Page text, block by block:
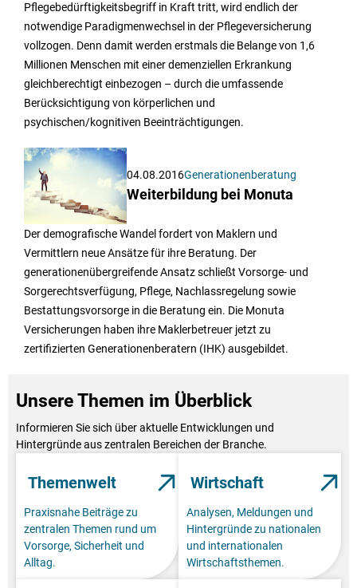
Pflegebedürftigkeitsbegriff in Kraft tritt, wird endlich der
notwendige Paradigmenwechsel in der Pflegeversicherung
vollzogen. Denn damit werden erstmals die Belange von 1,6
Millionen Menschen mit einer demenziellen Erkrankung
gleichberechtigt einbezogen – durch die umfassende
Berücksichtigung von körperlichen und
psychischen/kognitiven Beeinträchtigungen.
04.08.2016Generationenberatung
Weiterbildung bei Monuta
Der demografische Wandel fordert von Maklern und
Vermittlern neue Ansätze für ihre Beratung. Der
generationenübergreifende Ansatz schließt Vorsorge- und
Sorgerechtsverfügung, Pflege, Nachlassregelung sowie
Bestattungsvorsorge in die Beratung ein. Die Monuta
Versicherungen haben ihre Maklerbetreuer jetzt zu
zertifizierten Generationenberatern (IHK) ausgebildet.
Unsere Themen im Überblick
Informieren Sie sich über aktuelle Entwicklungen und
Hintergründe aus zentralen Bereichen der Branche.
Themenwelt
Praxisnahe Beiträge zu
zentralen Themen rund um
Vorsorge, Sicherheit und
Alltag.
Wirtschaft
Analysen, Meldungen und
Hintergründe zu nationalen
und internationalen
Wirtschaftsthemen.